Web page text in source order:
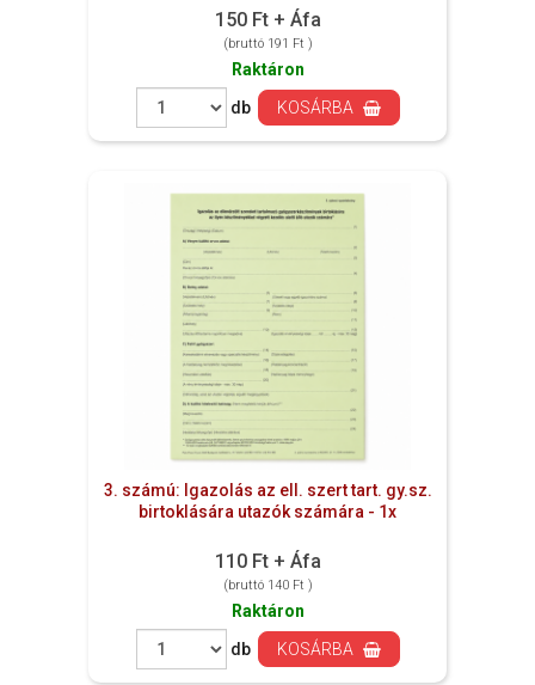
150 Ft + Áfa
(bruttó 191 Ft )
Raktáron
db
KOSÁRBA
3. számú: Igazolás az ell. szert tart. gy.sz.
birtoklására utazók számára - 1x
110 Ft + Áfa
(bruttó 140 Ft )
Raktáron
db
KOSÁRBA